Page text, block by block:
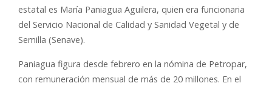
estatal es María Paniagua Aguilera, quien era funcionaria
del Servicio Nacional de Calidad y Sanidad Vegetal y de
Semilla (Senave).
Paniagua figura desde febrero en la nómina de Petropar,
con remuneración mensual de más de 20 millones. En el